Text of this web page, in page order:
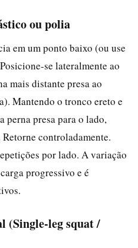
ou polia
em um ponto baixo (ou use
se lateralmente ao
mais distante presa ao
Mantendo o tronco ereto e
perna presa para o lado,
controladamente.
por lado. A variação
progressivo e é
(Single-leg squat /